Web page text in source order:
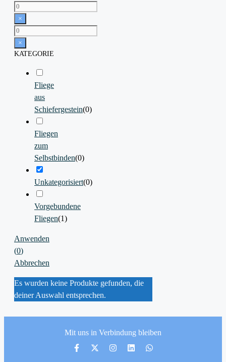
×
×
KATEGORIE
Fliege
aus
Schiefergestein(0)
Fliegen
zum
Selbstbinden(0)
Unkategorisiert(0)
Vorgebundene
Fliegen(1)
Anwenden
(0)
Abbrechen
Es wurden keine Produkte gefunden, die
deiner Auswahl entsprechen.
Mit uns in Verbindung bleiben